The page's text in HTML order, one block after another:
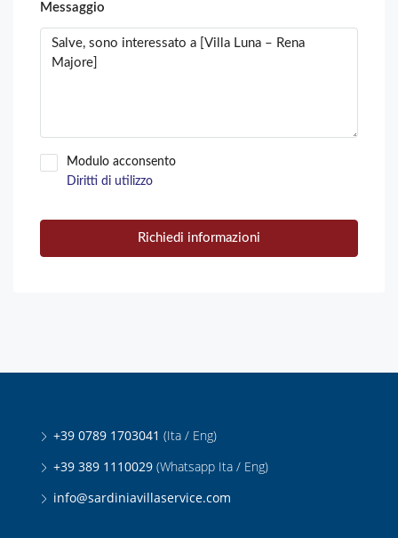
Messaggio
Modulo acconsento
Diritti di utilizzo
Richiedi informazioni
+39 0789 1703041 (Ita / Eng)
+39 389 1110029 (Whatsapp Ita / Eng)
info@sardiniavillaservice.com